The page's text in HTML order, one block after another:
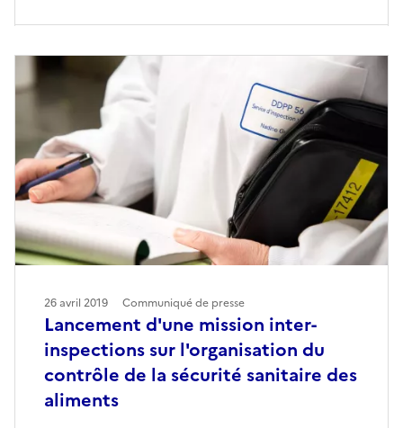
Lancement d'une mission inter-
inspections sur l'organisation du
contrôle de la sécurité sanitaire des
aliments
26 avril 2019 Communiqué de presse